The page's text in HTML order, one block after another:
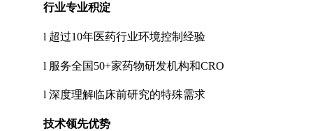
行业专业积淀
l 超过10年医药行业环境控制经验
l 服务全国50+家药物研发机构和CRO
l 深度理解临床前研究的特殊需求
技术领先优势